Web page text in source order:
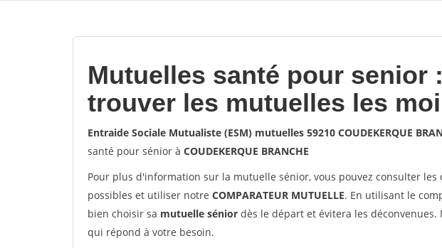
Mutuelles santé pour senior
trouver les mutuelles les
Entraide Sociale Mutualiste (ESM) mutuelles 59210 COUDEKERQUE
santé pour sénior à COUDEKERQUE BRANCHE
Pour plus d'information sur la mutuelle sénior, vous pouvez consulter
possibles et utiliser notre COMPARATEUR MUTUELLE. En utilisant le
bien choisir sa mutuelle sénior dès le départ et évitera les
qui répond à votre besoin.